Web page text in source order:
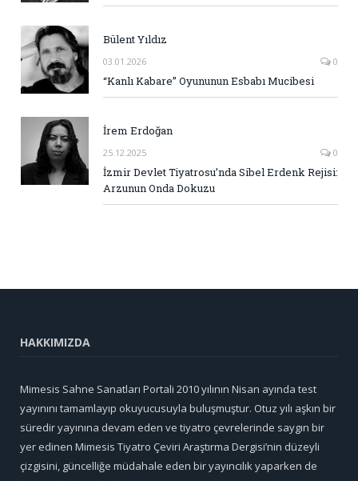
Bülent Yıldız
03.01.2026 0
“Kanlı Kabare” Oyununun Esbabı Mucibesi
İrem Erdoğan
25.12.2025 0
İzmir Devlet Tiyatrosu’nda Sibel Erdenk Rejisi:
Arzunun Onda Dokuzu
HAKKIMIZDA
Mimesis Sahne Sanatları Portali 2010 yılının Nisan ayında test
yayınını tamamlayıp okuyucusuyla buluşmuştur. Otuz yılı aşkın bir
süredir yayınına devam eden ve tiyatro çevrelerinde saygın bir
yer edinen Mimesis Tiyatro Çeviri Araştırma Dergisi’nin düzeyli
çizgisini, güncelliğe müdahale eden bir yayıncılık yaparken de